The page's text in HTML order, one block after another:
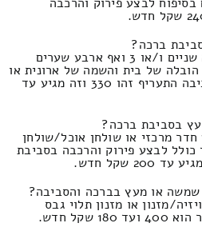
ברכה?
מחיר הובלה של ארון בברכה שניים ו/או 3 ואף ארבע שערים
הובלה של בית והשמה של ארונית או
ארון מעץ הזזה בברכה והסביבה התעריף זהו 330 וזה מגיע עד
בסביבת ברכה?
מרכזי או שולחן אוכל/שולחן
לבצע פירוק והרכבה בסביבת
שמשה או מעץ בברכה והסביבה?
מזנון או מזנון תלוי גבס
חדש.